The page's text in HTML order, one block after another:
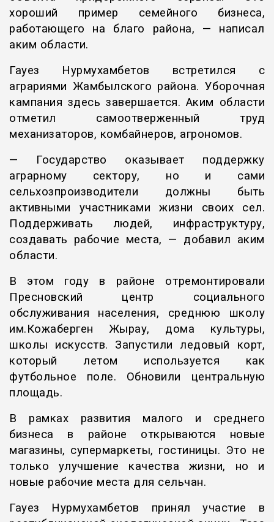
хороший пример семейного бизнеса,
работающего на благо района, — написал
аким области.
Гауез Нурмухамбетов встретился с
аграриями Жамбылского района. Уборочная
кампания здесь завершается. Аким области
отметил самоотверженный труд
механизаторов, комбайнеров, агрономов.
— Государство оказывает поддержку
аграрному сектору, но и сами
сельхозпроизводители должны быть
активными участниками жизни своих сел.
Поддерживать людей, инфраструктуру,
создавать рабочие места, — добавил аким
области.
В этом году в районе отремонтировали
Пресновский центр социального
обслуживания населения, среднюю школу
им.Кожаберген Жырау, дома культуры,
школы искусств. Запустили ледовый корт,
который летом используется как
футбольное поле. Обновили центральную
площадь.
В рамках развития малого и среднего
бизнеса в районе открываются новые
магазины, супермаркеты, гостиницы. Это не
только улучшение качества жизни, но и
новые рабочие места для сельчан.
Гауез Нурмухамбетов принял участие в